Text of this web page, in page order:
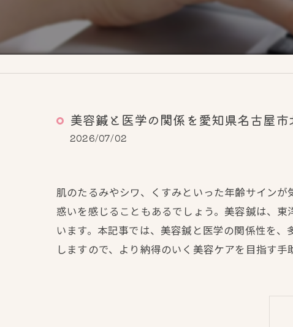
美容鍼と医学の関係を愛知県名古屋
2026/07/02
肌のたるみやシワ、くすみといった年齢サイン
惑いを感じることもあるでしょう。美容鍼は、
います。本記事では、美容鍼と医学の関係性を
しますので、より納得のいく美容ケアを目指す手